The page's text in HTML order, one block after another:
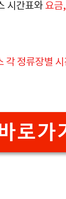
시간표와 요금
각 정류장별
로가